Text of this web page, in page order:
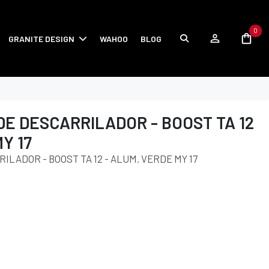
GRANITE DESIGN WAHOO BLOG
0
DESCARRILADOR - BOOST TA 12
17
- BOOST TA 12 - ALUM. VERDE MY 17